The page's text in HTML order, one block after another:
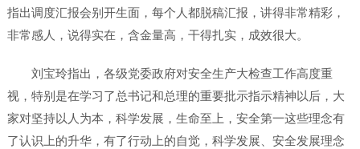
指出调度汇报会别开生面，每个人都脱稿汇报，讲得非常精彩，
非常感人，说得实在，含金量高，干得扎实，成效很大。
刘宝玲指出，各级党委政府对安全生产大检查工作高度重
视，特别是在学习了总书记和总理的重要批示指示精神以后，大
家对坚持以人为本，科学发展，生命至上，安全第一这些理念有
了认识上的升华，有了行动上的自觉，科学发展、安全发展理念